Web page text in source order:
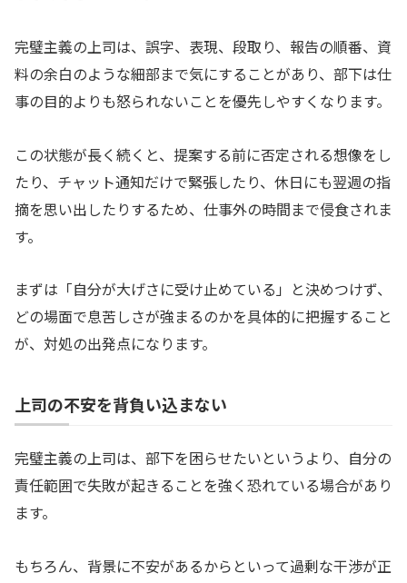
完璧主義の上司は、誤字、表現、段取り、報告の順番、資
料の余白のような細部まで気にすることがあり、部下は仕
事の目的よりも怒られないことを優先しやすくなります。
この状態が長く続くと、提案する前に否定される想像をし
たり、チャット通知だけで緊張したり、休日にも翌週の指
摘を思い出したりするため、仕事外の時間まで侵食されま
す。
まずは「自分が大げさに受け止めている」と決めつけず、
どの場面で息苦しさが強まるのかを具体的に把握すること
が、対処の出発点になります。
上司の不安を背負い込まない
完璧主義の上司は、部下を困らせたいというより、自分の
責任範囲で失敗が起きることを強く恐れている場合があり
ます。
もちろん、背景に不安があるからといって過剰な干渉が正